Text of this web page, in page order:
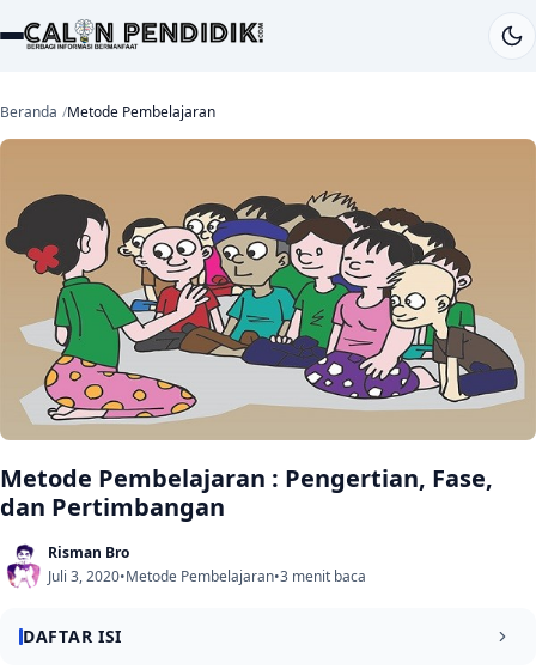
Beranda Metode Pembelajaran
Metode Pembelajaran : Pengertian, Fase,
dan Pertimbangan
Risman Bro
Juli 3, 2020•Metode Pembelajaran•3 menit baca
DAFTAR ISI